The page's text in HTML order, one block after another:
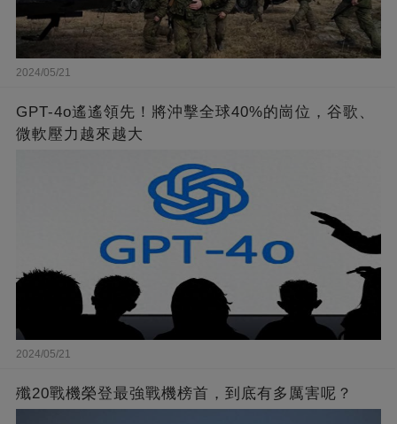
2024/05/21
GPT-4o遙遙領先！將沖擊全球40%的崗位，谷歌、
微軟壓力越來越大
2024/05/21
殲20戰機榮登最強戰機榜首，到底有多厲害呢？